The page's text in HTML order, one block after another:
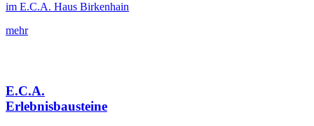
im E.C.A. Haus Birkenhain
mehr
E.C.A.
Erlebnisbausteine